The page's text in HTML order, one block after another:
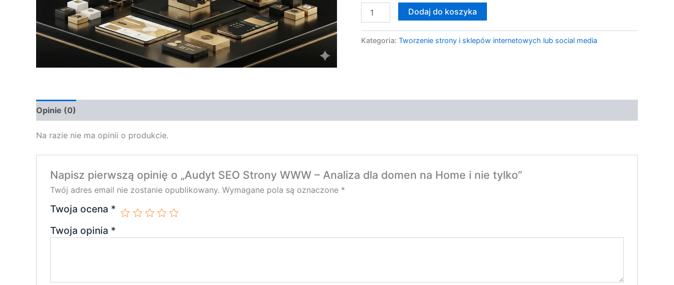
Home
tylko
Dodaj do koszyka
Kategoria: Tworzenie strony i sklepów internetowych lub social media
Opinie (0)
Na razie nie ma opinii o produkcie.
Napisz pierwszą opinię o „Audyt SEO Strony WWW – Analiza dla domen na Home i nie tylko”
Twój adres email nie zostanie opublikowany. Wymagane pola są oznaczone *
Twoja ocena *
Twoja opinia *